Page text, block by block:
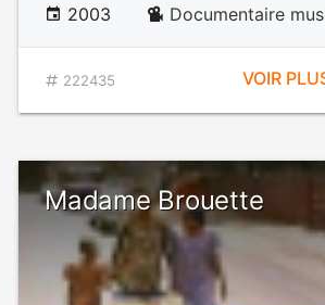
2003 Documentaire
222435 VOIR
Madame Brouette